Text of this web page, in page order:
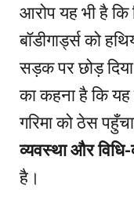
आरोप यह भी है कि
बॉडीगार्ड्स को
सड़क पर छोड़
का कहना है कि यह
गरिमा को ठेस
व्यवस्था और विधि-
है।